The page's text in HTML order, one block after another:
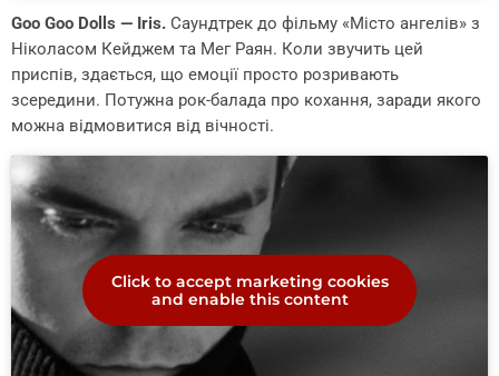
Goo Goo Dolls — Iris. Саундтрек до фільму «Місто ангелів» з
Ніколасом Кейджем та Мег Раян. Коли звучить цей
приспів, здається, що емоції просто розривають
зсередини. Потужна рок-балада про кохання, заради якого
можна відмовитися від вічності.
Click to accept marketing cookies
and enable this content